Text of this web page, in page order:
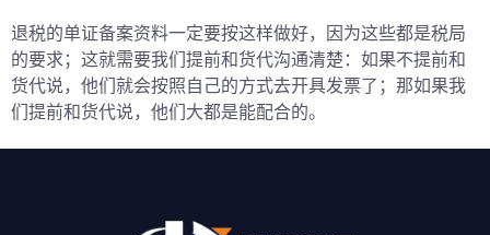
退税的单证备案资料一定要按这样做好，因为这些都是税局
的要求； 这就需要我们提前和货代沟通清楚：如果不提前和
货代说，他们就会按照自己的方式去开具发票了；那如果我
们提前和货代说，他们大都是能配合的。